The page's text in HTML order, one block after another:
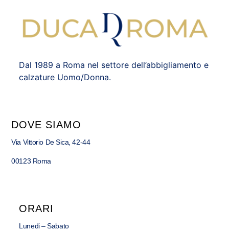
Dal 1989 a Roma nel settore dell’abbigliamento e
calzature Uomo/Donna.
DOVE SIAMO
Via Vittorio De Sica, 42-44
00123 Roma
ORARI
Lunedi – Sabato